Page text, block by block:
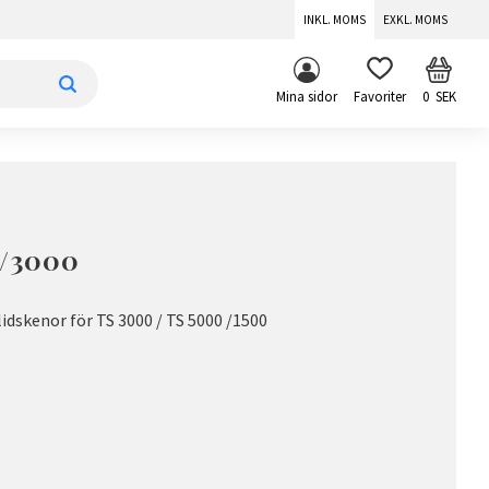
INKL. MOMS EXKL. MOMS
Mina sidor FAVORITER 0SEK
3000
för TS 3000 / TS 5000 /1500